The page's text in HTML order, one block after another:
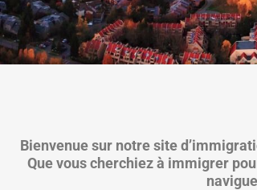
Bienvenue sur notre site
Que vous cherchiez à immigrer